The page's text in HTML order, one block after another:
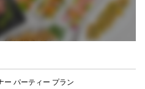
IR
ー パーティー プラン